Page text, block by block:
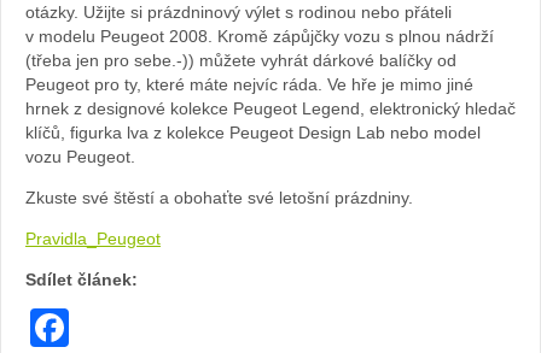
otázky. Užijte si prázdninový výlet s rodinou nebo přáteli
v modelu Peugeot 2008. Kromě zápůjčky vozu s plnou nádrží
(třeba jen pro sebe.-)) můžete vyhrát dárkové balíčky od
Peugeot pro ty, které máte nejvíc ráda. Ve hře je mimo jiné
hrnek z designové kolekce Peugeot Legend, elektronický hledač
klíčů, figurka lva z kolekce Peugeot Design Lab nebo model
vozu Peugeot.
Zkuste své štěstí a obohaťte své letošní prázdniny.
Pravidla_Peugeot
Sdílet článek: